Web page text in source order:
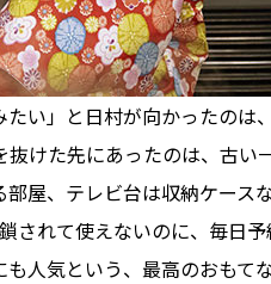
い」と日村が向かったのは
けた先にあったのは、古い
屋、テレビ台は収納ケース
されて使えないのに、毎日
人気という、最高のおもて